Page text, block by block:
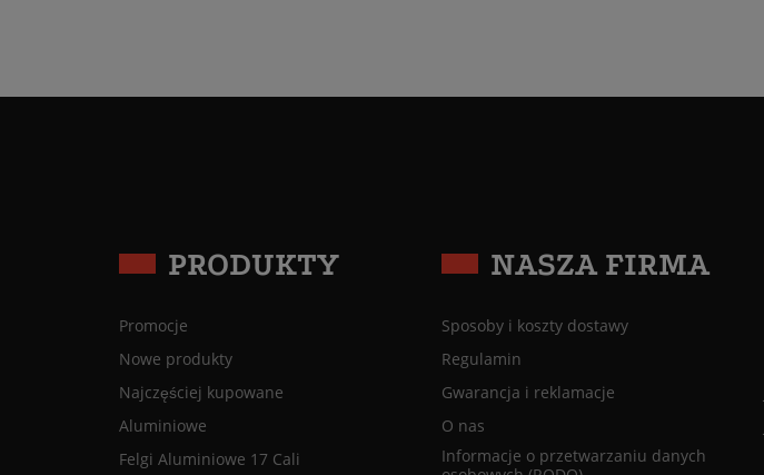
PRODUKTY
Promocje
Nowe produkty
Najczęściej kupowane
Aluminiowe
Felgi Aluminiowe 17 Cali
NASZA FIRMA
Sposoby i koszty dostawy
Regulamin
Gwarancja i reklamacje
O nas
Informacje o przetwarzaniu danych